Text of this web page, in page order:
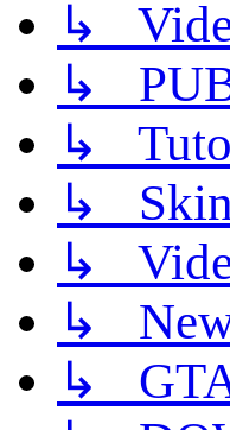
↳
↳
↳
↳
↳
↳
↳ GTA